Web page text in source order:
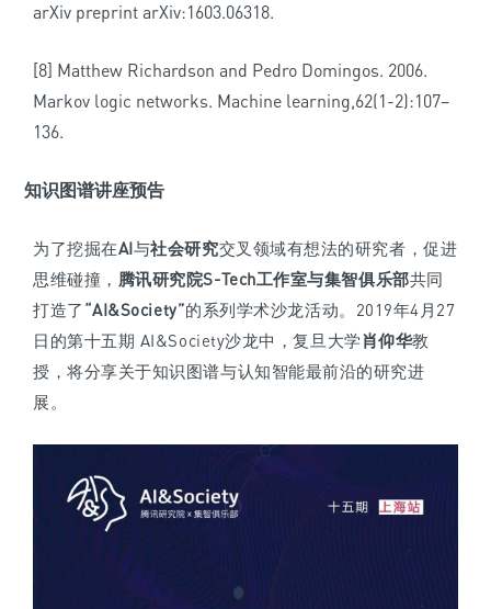
arXiv preprint arXiv:1603.06318.
[8] Matthew Richardson and Pedro Domingos. 2006.
Markov logic networks. Machine learning,62(1-2):107–
136.
知识图谱讲座预告
为了挖掘在AI与社会研究交叉领域有想法的研究者，促进
思维碰撞， 腾讯研究院S-Tech工作室与集智俱乐部共同
打造了 “AI&Society”的系列学术沙龙活动。 2019年4月27
日的第十五期 AI&Society沙龙中，复旦大学肖仰华教
授，将分享关于知识图谱与认知智能最前沿的研究进
展。